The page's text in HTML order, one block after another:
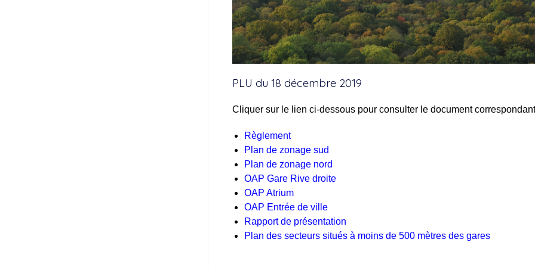
PLU du 18 décembre 2019
Cliquer sur le lien ci-dessous pour consulter le document
Règlement
Plan de zonage sud
Plan de zonage nord
OAP Gare Rive droite
OAP Atrium
OAP Entrée de ville
Rapport de présentation
Plan des secteurs situés à moins de 500 mètres des gares